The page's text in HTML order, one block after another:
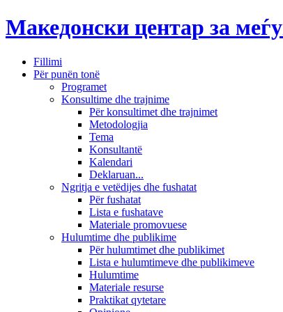
Македонски центар за
Fillimi
Për punën tonë
Programet
Konsultime dhe trajnime
Për konsultimet dhe trajnimet
Metodologjia
Tema
Konsultantë
Kalendari
Deklaruan...
Ngritja e vetëdijes dhe fushatat
Për fushatat
Lista e fushatave
Materiale promovuese
Hulumtime dhe publikime
Për hulumtimet dhe publikimet
Lista e hulumtimeve dhe publikimeve
Hulumtime
Materiale resurse
Praktikat qytetare